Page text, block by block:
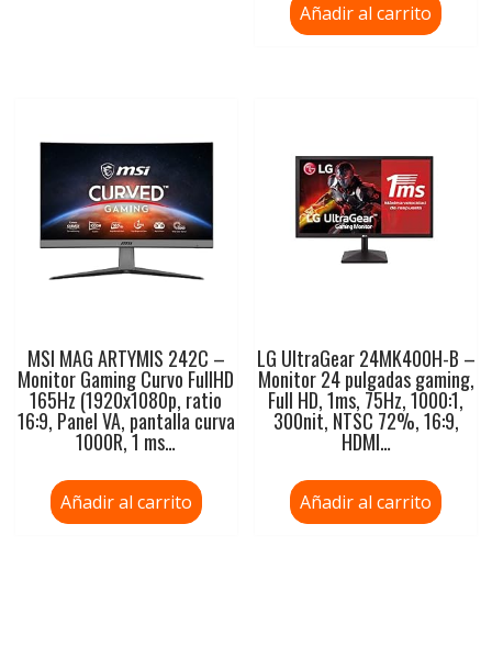
Añadir al carrito
MSI MAG ARTYMIS 242C –
Monitor Gaming Curvo FullHD
165Hz (1920x1080p, ratio
16:9, Panel VA, pantalla curva
1000R, 1 ms…
Añadir al carrito
LG UltraGear 24MK400H-B –
Monitor 24 pulgadas gaming,
Full HD, 1ms, 75Hz, 1000:1,
300nit, NTSC 72%, 16:9,
HDMI…
Añadir al carrito